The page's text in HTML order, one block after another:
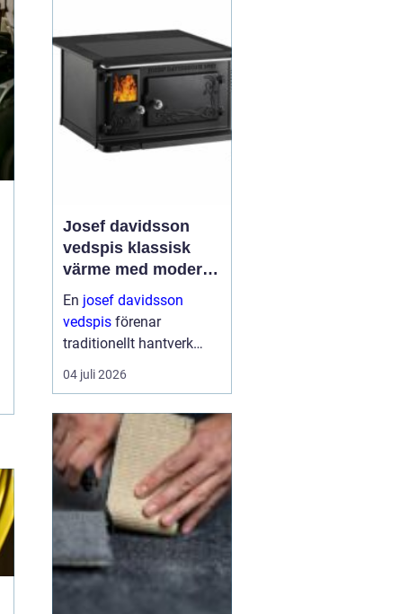
av stabila fundament
för...
Josef davidsson
vedspis klassisk
värme med modern
funktion
En josef davidsson
vedspis förenar
traditionellt hantverk
med dagens krav på
effektiv, trygg och
uppvärmning. Många
uppskattar känslan av
en levande eld i köket,...
04 juli 2026